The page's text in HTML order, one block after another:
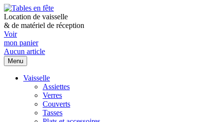
Location de vaisselle
& de matériel de réception
Voir
mon panier
Aucun article
Menu
Vaisselle
Assiettes
Verres
Couverts
Tasses